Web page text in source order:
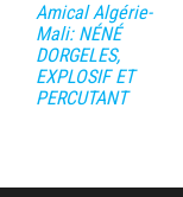
Amical Algérie-
Mali: NÉNÉ
DORGELES,
EXPLOSIF ET
PERCUTANT